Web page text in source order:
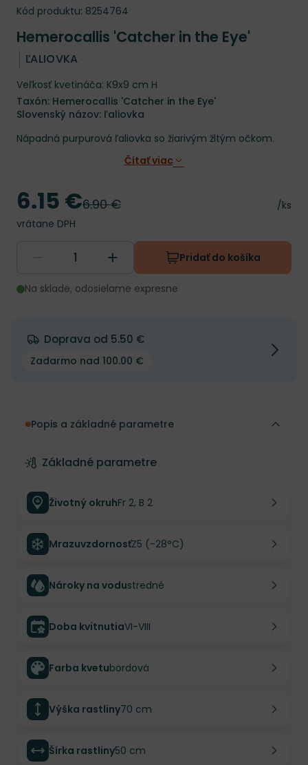
Kód produktu: 8254764
Hemerocallis 'Catcher in the Eye'
ĽALIOVKA
Veľkosť kvetináča: K9x9 cm H
Taxón: Hemerocallis 'Catcher in the Eye'
Slovenský názov: ľaliovka
Nápadná purpurová ľaliovka so žiarivým žltým očkom.
Čítať viac
Pôvodná cena
6.90 € Cena
/ks
Cena
6.15 €
vrátane DPH
Pridať do košíka
Na sklade, odosielame expresne
Doprava od 5.50 €
Zadarmo nad 100.00 €
Popis a základné parametre
Základné parametre
Životný okruhFr 2, B 2
MrazuvzdornosťZ5 (-28°C)
Nároky na vodustredné
Doba kvitnutiaVI-VIII
Farba kvetubordová
Výška rastliny70 cm
Šírka rastliny50 cm